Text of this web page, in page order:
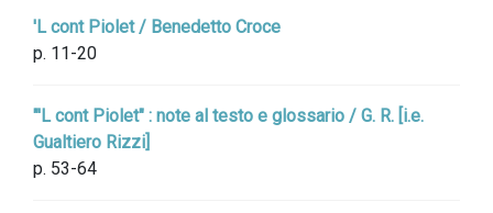
'L cont Piolet / Benedetto Croce
p. 11-20
"'L cont Piolet" : note al testo e glossario / G. R. [i.e.
Gualtiero Rizzi]
p. 53-64